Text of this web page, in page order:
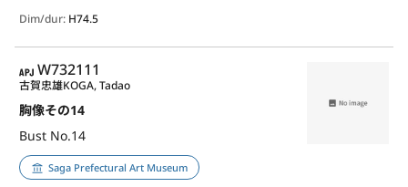
Dim/dur: H74.5
APJ
W732111
胸像その14
Bust No.14
古賀忠雄KOGA, Tadao
Saga Prefectural Art Museum